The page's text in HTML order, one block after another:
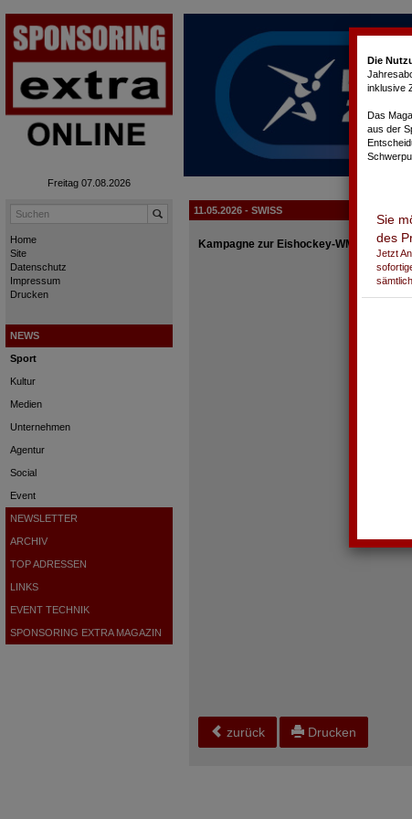
Die
inklusive
Das
aus der
Sie
des
Jetzt
Freitag 07.08.2026
Home
Site
Datenschutz
Impressum
Drucken
NEWS
Sport
Kultur
Medien
Unternehmen
Agentur
Social
Event
NEWSLETTER
ARCHIV
TOP ADRESSEN
LINKS
EVENT TECHNIK
SPONSORING EXTRA MAGAZIN
11.05.2026 - SWISS
Kampagne zur Eishockey-WM mit NHL-
zurück Drucken